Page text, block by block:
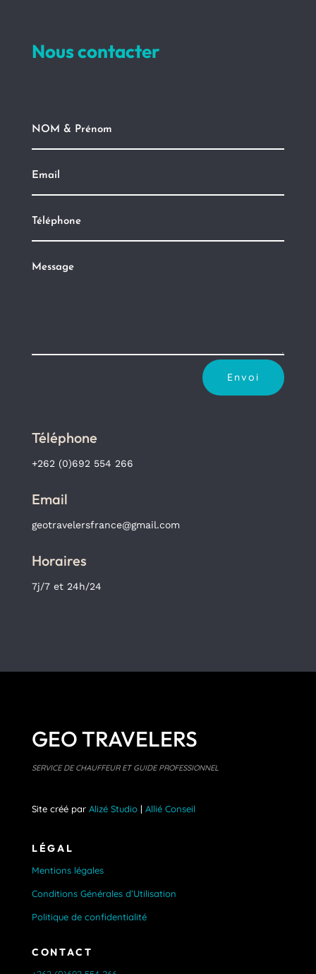
Nous contacter
Envoi
Téléphone
+262 (0)692 554 266
Email
geotravelersfrance@gmail.com
Horaires
7j/7 et 24h/24
GEO TRAVELERS
SERVICE DE CHAUFFEUR ET GUIDE PROFESSIONNEL
Site créé par Alizé Studio| Allié Conseil
LÉGAL
Mentions légales
Conditions Générales d’Utilisation
Politique de confidentialité
CONTACT